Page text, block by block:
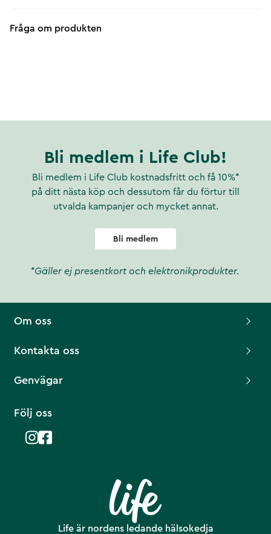
Fråga om produkten
Bli medlem i Life Club!
Bli medlem i Life Club kostnadsfritt och få 10%*
på ditt nästa köp och dessutom får du förtur till
utvalda kampanjer och mycket annat.
Bli medlem
*Gäller ej presentkort och elektronikprodukter.
Life är nordens ledande hälsokedja
Om oss
Kontakta oss
Genvägar
Följ oss